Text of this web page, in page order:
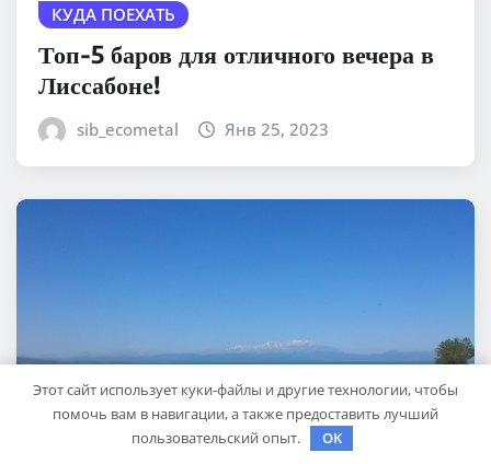
КУДА ПОЕХАТЬ
Топ-5 баров для отличного вечера в
Лиссабоне!
sib_ecometal Янв 25, 2023
Этот сайт использует куки-файлы и другие технологии, чтобы
помочь вам в навигации, а также предоставить лучший
пользовательский опыт.
OK